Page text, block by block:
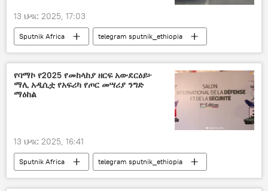
13 ህዳር 2025, 17:03
Sputnik Africa telegram sputnik_ethiopia
የባማኮ የ2025 የመከላከያ ዘርፍ አውደርዕይ፦
ማሊ አዲሲቷ የአፍሪካ የጦር መሣሪያ ንግድ
ማዕከል
13 ህዳር 2025, 16:41
Sputnik Africa telegram sputnik_ethiopia